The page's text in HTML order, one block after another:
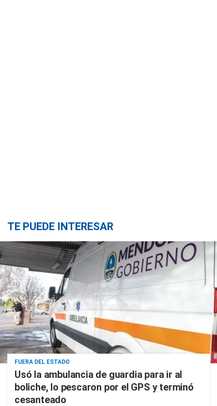
TE PUEDE INTERESAR
FUERA DEL ESTADO
Usó la ambulancia de guardia para ir al
boliche, lo pescaron por el GPS y terminó
cesanteado